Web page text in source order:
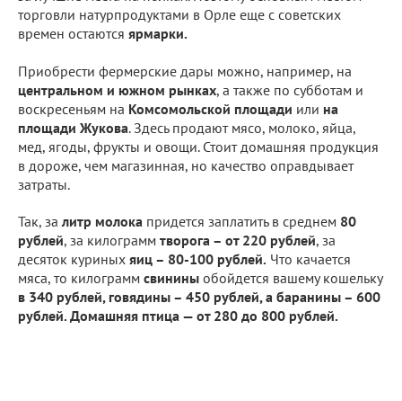
торговли натурпродуктами в Орле еще с советских
времен остаются ярмарки.
Приобрести фермерские дары можно, например, на
центральном и южном рынках, а также по субботам и
воскресеньям на Комсомольской площади или на
площади Жукова. Здесь продают мясо, молоко, яйца,
мед, ягоды, фрукты и овощи. Стоит домашняя продукция
в дороже, чем магазинная, но качество оправдывает
затраты.
Так, за литр молока придется заплатить в среднем 80
рублей, за килограмм творога – от 220 рублей, за
десяток куриных яиц – 80-100 рублей. Что качается
мяса, то килограмм свинины обойдется вашему кошельку
в 340 рублей, говядины – 450 рублей, а баранины – 600
рублей. Домашняя птица — от 280 до 800 рублей.